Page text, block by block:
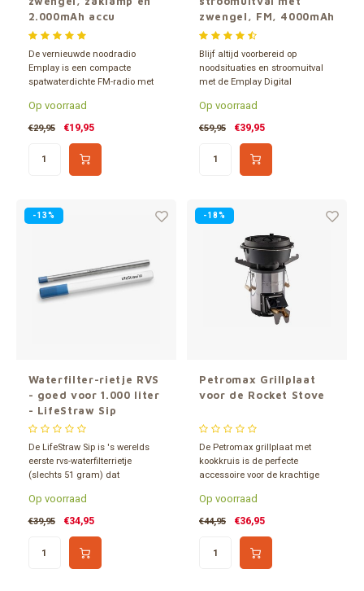
2.000mAh accu
De vernieuwde noodradio
Emplay is een compacte
spatwaterdichte FM-radio met
oplaadbare 2.000mAh accu
ineen. Stem er bij calamiteiten
mee af op je lokale
rampenzender.
Op voorraad
€29,95 €19,95
zwengel, FM, 4000mAh
powerbank en zaklamp
– Emplay Digital
Blijf altijd voorbereid op
noodsituaties en stroomuitval
met de Emplay Digital
multifunctionele radio is
essentieel voor elk noodpakket
en biedt betrouwbare toegang
tot informatie en energie, zelfs
zonder stopcontact in de buurt.
Op voorraad
€59,95 €39,95
-13%
Waterfilter-rietje RVS
- goed voor 1.000 liter
- LifeStraw Sip
De LifeStraw Sip is 's werelds
eerste rvs-waterfilterrietje
(slechts 51 gram) dat
parasieten uit drinkwater
verwijdert. Drink zorgeloos
kraanwater in hotels en
restaurants, of tijdens reizen.
Goed voor 1.000 liter schoon
Op voorraad
€39,95 €34,95
-18%
Petromax Grillplaat
voor de Rocket Stove
De Petromax grillplaat met
kookkruis is de perfecte
accessoire voor de krachtige
verschillende manieren te
gebruiken. Een must voor de
buitenkok!
Op voorraad
€44,95 €36,95